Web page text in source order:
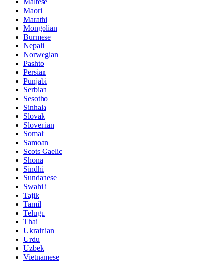
Maltese
Maori
Marathi
Mongolian
Burmese
Nepali
Norwegian
Pashto
Persian
Punjabi
Serbian
Sesotho
Sinhala
Slovak
Slovenian
Somali
Samoan
Scots Gaelic
Shona
Sindhi
Sundanese
Swahili
Tajik
Tamil
Telugu
Thai
Ukrainian
Urdu
Uzbek
Vietnamese